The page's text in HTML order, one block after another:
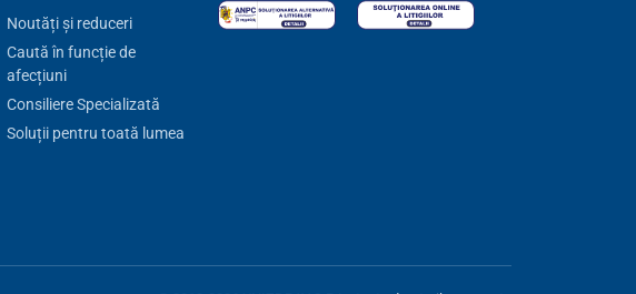
Noutăți și reduceri
Caută în funcție de
afecțiuni
Consiliere Specializată
Soluții pentru toată lumea